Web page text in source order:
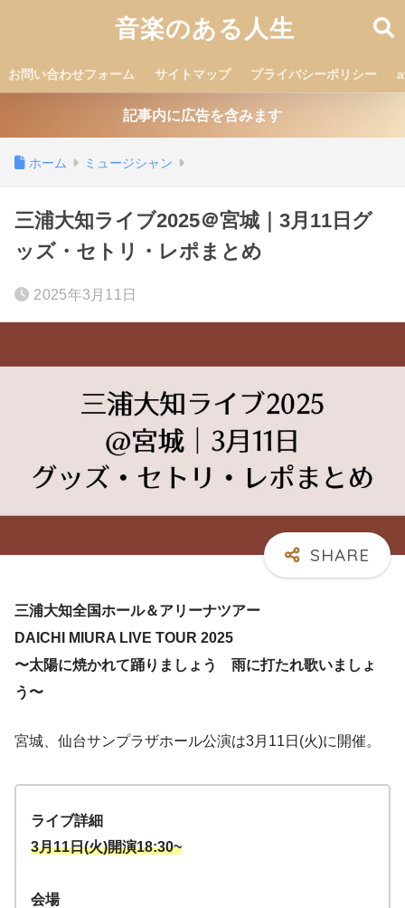
音楽のある人生
お問い合わせフォーム サイトマップ プライバシーポリシー
記事内に広告を含みます
ホーム ミュージシャン
三浦大知ライブ2025＠宮城｜3月11日グ
ッズ・セトリ・レポまとめ
2025年3月11日
三浦大知全国ホール＆アリーナツアー
DAICHI MIURA LIVE TOUR 2025
〜太陽に焼かれて踊りましょう 雨に打たれ歌いましょ
う〜
宮城、仙台サンプラザホール公演は3月11日(火)に開催。
ライブ詳細
3月11日(火)開演18:30~
会場